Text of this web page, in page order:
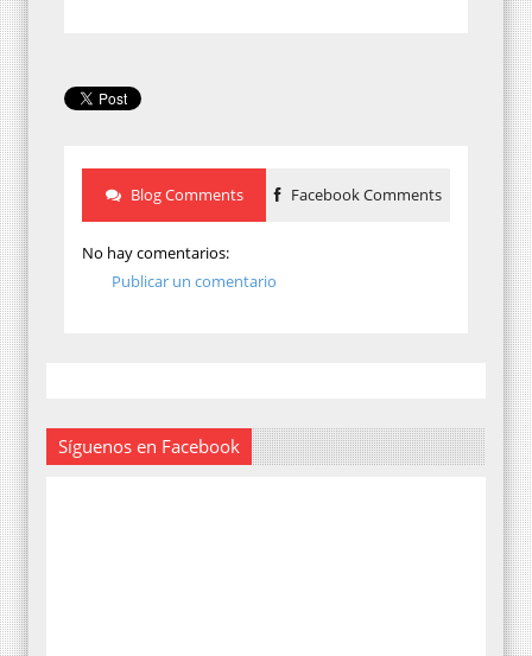
Blog Comments Facebook Comments
No hay comentarios:
Publicar un comentario
Síguenos en Facebook